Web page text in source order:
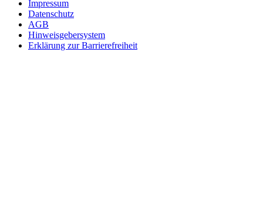
Impressum
Datenschutz
AGB
Hinweisgebersystem
Erklärung zur Barrierefreiheit